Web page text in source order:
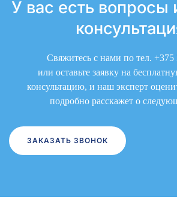
У вас есть вопросы
Свяжитесь с нами по тел. +375
или оставьте заявку на
консультацию, и наш эксперт
подробно расскажет о
ЗАКАЗАТЬ ЗВОНОК